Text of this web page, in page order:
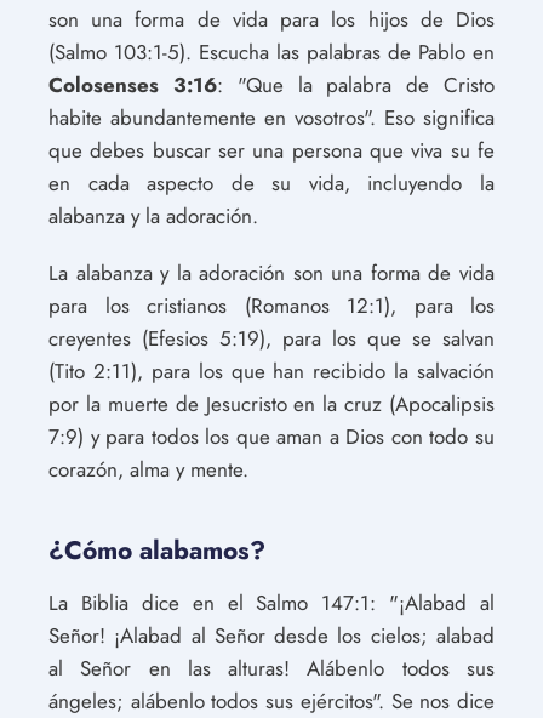
son una forma de vida para los hijos de Dios
(Salmo 103:1-5). Escucha las palabras de Pablo en
Colosenses 3:16: "Que la palabra de Cristo
habite abundantemente en vosotros". Eso significa
que debes buscar ser una persona que viva su fe
en cada aspecto de su vida, incluyendo la
alabanza y la adoración.
La alabanza y la adoración son una forma de vida
para los cristianos (Romanos 12:1), para los
creyentes (Efesios 5:19), para los que se salvan
(Tito 2:11), para los que han recibido la salvación
por la muerte de Jesucristo en la cruz (Apocalipsis
7:9) y para todos los que aman a Dios con todo su
corazón, alma y mente.
¿Cómo alabamos?
La Biblia dice en el Salmo 147:1: "¡Alabad al
Señor! ¡Alabad al Señor desde los cielos; alabad
al Señor en las alturas! Alábenlo todos sus
ángeles; alábenlo todos sus ejércitos". Se nos dice